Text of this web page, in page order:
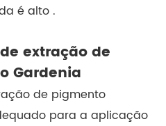
é alto .
extração de
Gardenia
de pigmento
para a aplicação